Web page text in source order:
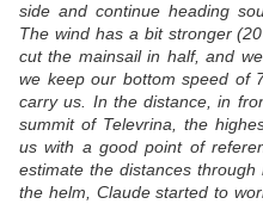
side and continue heading
The wind has a bit stronger
cut the mainsail in half, and
we keep our bottom speed of
carry us. In the distance, in
summit of Televrina, the
us with a good point of
estimate the distances
the helm, Claude started to